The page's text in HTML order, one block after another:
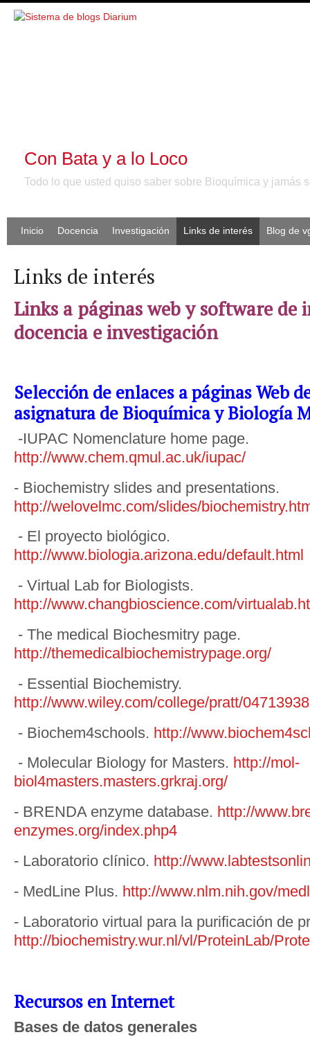
Con Bata y a lo Loco
Todo lo que usted quiso saber sobre Bioquímica y jamás
Inicio Docencia Investigación Links de interés Blog de
Links de interés
Links a páginas web y software de
docencia e investigación
Selección de enlaces a páginas Web
asignatura de Bioquímica y Biología
-IUPAC Nomenclature home page.
http://www.chem.qmul.ac.uk/iupac/
- Biochemistry slides and presentations.
http://welovelmc.com/slides/
- El proyecto biológico.
http://www.biologia.arizona.edu/default.html
- Virtual Lab for Biologists.
http://www.changbioscience.com/
- The medical Biochesmitry page.
http://themedicalbiochemistrypage.org/
- Essential Biochemistry.
http://www.wiley.com/college/pratt/
- Biochem4schools. http://
- Molecular Biology for Masters. http://mol-
biol4masters.masters.grkraj.org/
- BRENDA enzyme database. http://
enzymes.org/index.php4
- Laboratorio clínico. http://
- MedLine Plus. http://www.nlm.nih.gov/
- Laboratorio virtual para la purificación de
http://biochemistry.wur.nl/vl/ProteinLab/
Recursos en Internet
Bases de datos generales